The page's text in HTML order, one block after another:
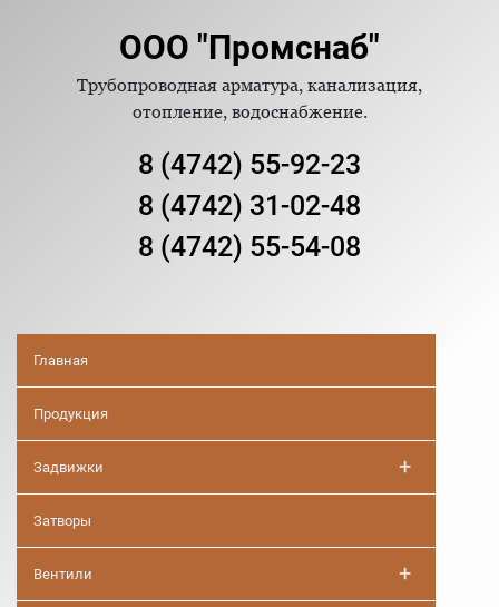
ООО "Промснаб"
Трубопроводная арматура, канализация,
отопление, водоснабжение.
8 (4742) 55-92-23
8 (4742) 31-02-48
8 (4742) 55-54-08
Главная
Продукция
Задвижки +
Затворы
Вентили +